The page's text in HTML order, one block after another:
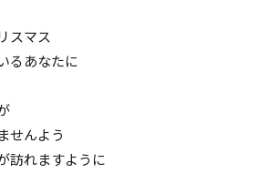
スマス
るあなたに
せんよう
訪れますように